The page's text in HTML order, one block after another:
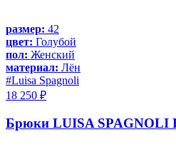
размер: 42
цвет: Голубой
пол: Женский
материал: Лён
#Luisa Spagnoli
18 250 ₽
Брюки LUISA SPAGNOLI